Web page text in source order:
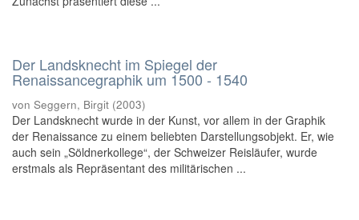
Der Landsknecht im Spiegel der
Renaissancegraphik um 1500 - 1540
von Seggern, Birgit (2003)
Der Landsknecht wurde in der Kunst, vor allem in der Graphik
der Renaissance zu einem beliebten Darstellungsobjekt. Er, wie
auch sein „Söldnerkollege“, der Schweizer Reisläufer, wurde
erstmals als Repräsentant des militärischen ...